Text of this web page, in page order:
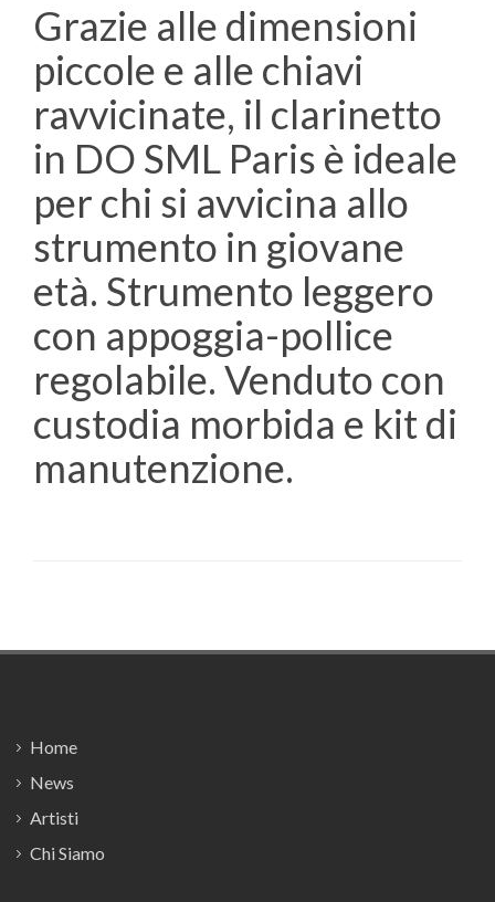
Grazie alle dimensioni
piccole e alle chiavi
ravvicinate, il clarinetto
in DO SML Paris è ideale
per chi si avvicina allo
strumento in giovane
età. Strumento leggero
con appoggia-pollice
regolabile. Venduto con
custodia morbida e kit di
manutenzione.
Home
News
Artisti
Chi Siamo